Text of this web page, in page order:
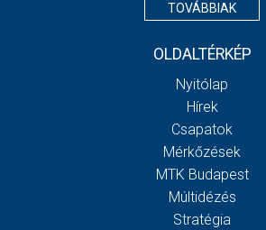
TOVÁBBIAK
OLDALTÉRKÉP
Nyitólap
Hírek
Csapatok
Mérkőzések
MTK Budapest
Múltidézés
Stratégia